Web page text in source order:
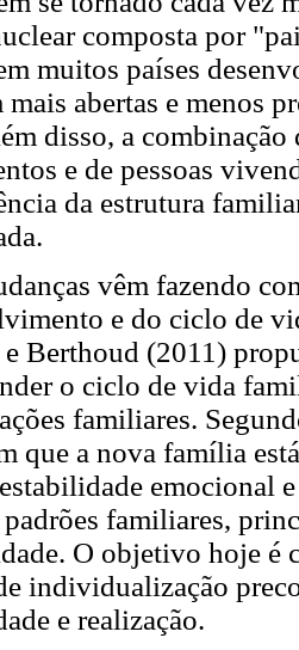
composta por
muitos países
abertas e menos
disso, a
e de pessoas
da estrutura
vêm fazendo
e do ciclo de
Berthoud (2011)
o ciclo de vida
familiares.
que a nova família
emocional
familiares,
O objetivo hoje é
individualização
e realização.